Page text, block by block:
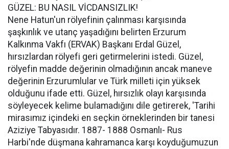
GÜZEL: BU NASIL VİCDANSIZLIK!
Nene Hatun'un rölyefinin çalınması karşısında
şaşkınlık ve utanç yaşadığını belirten Erzurum
Kalkınma Vakfı (ERVAK) Başkanı Erdal Güzel,
hırsızlardan rölyefi geri getirmelerini istedi. Güzel,
rölyefin madde değerinin olmadığının ancak maneve
değerinin Erzurumlular ve Türk milleti için yüksek
olduğunu ifade etti. Güzel, hırsızlık olayı karşısında
söyleyecek kelime bulamadığını dile getirerek, 'Tarihi
mirasımız içindeki en seçkin örneklerinden bir tanesi
Aziziye Tabyasıdır. 1887- 1888 Osmanlı- Rus
Harbi'nde düşmana kahramanca karşı koyduğumuzun